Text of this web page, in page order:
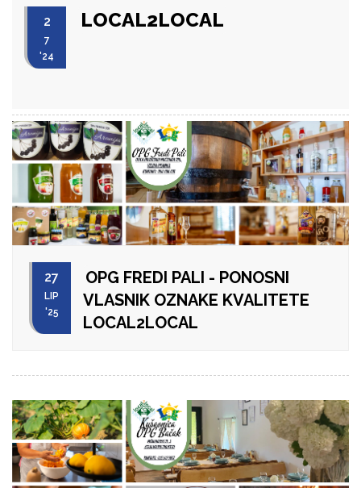
2
7
'24
LOCAL2LOCAL
27
LIP
'25
OPG FREDI PALI - PONOSNI
VLASNIK OZNAKE KVALITETE
LOCAL2LOCAL